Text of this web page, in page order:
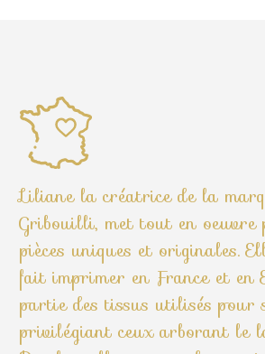
Liliane la créatrice de la
Gribouilli, met tout en oeuvre
pièces uniques et originales.
fait imprimer en France et en
partie des tissus utilisés pour
privilégiant ceux arborant le